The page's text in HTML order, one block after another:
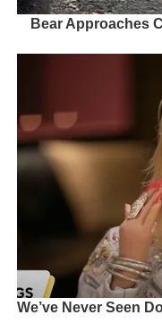
Bear Approaches
We’ve Never Seen